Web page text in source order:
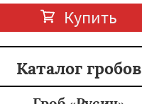
Купить
Каталог гробов